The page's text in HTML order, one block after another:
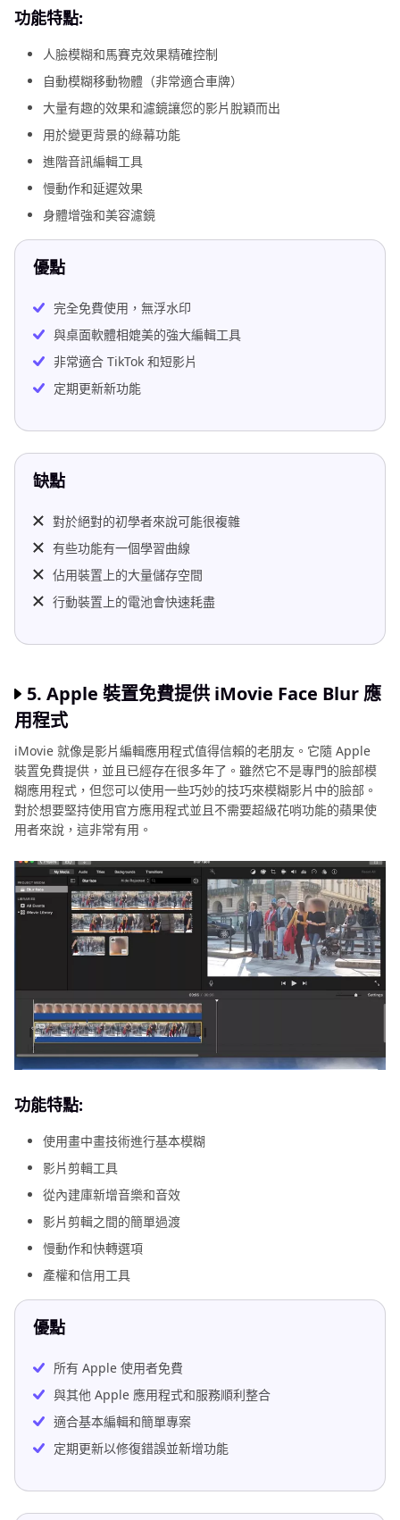
功能特點:
人臉模糊和馬賽克效果精確控制
自動模糊移動物體（非常適合車牌）
大量有趣的效果和濾鏡讓您的影片脫穎而出
用於變更背景的綠幕功能
進階音訊編輯工具
慢動作和延遲效果
身體增強和美容濾鏡
優點
完全免費使用，無浮水印
與桌面軟體相媲美的強大編輯工具
非常適合 TikTok 和短影片
定期更新新功能
缺點
對於絕對的初學者來說可能很複雜
有些功能有一個學習曲線
佔用裝置上的大量儲存空間
行動裝置上的電池會快速耗盡
5. Apple 裝置免費提供 iMovie Face Blur 應
用程式
iMovie 就像是影片編輯應用程式值得信賴的老朋友。它隨 Apple
裝置免費提供，並且已經存在很多年了。雖然它不是專門的臉部模
糊應用程式，但您可以使用一些巧妙的技巧來模糊影片中的臉部。
對於想要堅持使用官方應用程式並且不需要超級花哨功能的蘋果使
用者來說，這非常有用。
功能特點:
使用畫中畫技術進行基本模糊
影片剪輯工具
從內建庫新增音樂和音效
影片剪輯之間的簡單過渡
慢動作和快轉選項
產權和信用工具
優點
所有 Apple 使用者免費
與其他 Apple 應用程式和服務順利整合
適合基本編輯和簡單專案
定期更新以修復錯誤並新增功能